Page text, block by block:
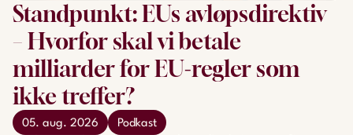
Standpunkt: EUs avløpsdirektiv
– Hvorfor skal vi betale
milliarder for EU-regler som
ikke treffer?
05. aug. 2026 Podkast